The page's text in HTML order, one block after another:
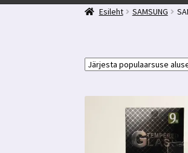
Esileht
SAMSUNG